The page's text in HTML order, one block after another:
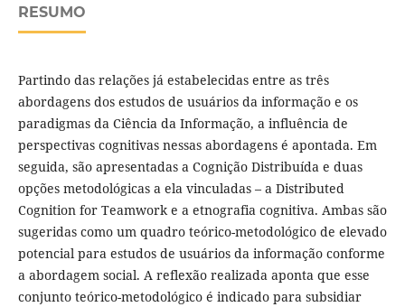
RESUMO
Partindo das relações já estabelecidas entre as três
abordagens dos estudos de usuários da informação e os
paradigmas da Ciência da Informação, a influência de
perspectivas cognitivas nessas abordagens é apontada. Em
seguida, são apresentadas a Cognição Distribuída e duas
opções metodológicas a ela vinculadas – a Distributed
Cognition for Teamwork e a etnografia cognitiva. Ambas são
sugeridas como um quadro teórico-metodológico de elevado
potencial para estudos de usuários da informação conforme
a abordagem social. A reflexão realizada aponta que esse
conjunto teórico-metodológico é indicado para subsidiar